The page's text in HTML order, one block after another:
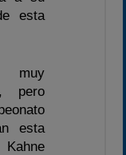
esta
muy
pero
esta